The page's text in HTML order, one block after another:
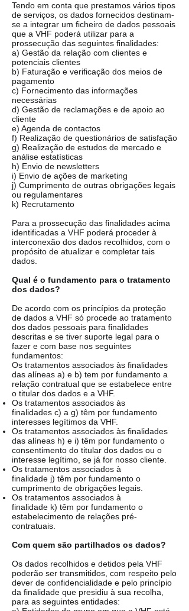
Tendo em conta que prestamos vários tipos
de serviços, os dados fornecidos destinam-
se a integrar um ficheiro de dados pessoais
que a VHF poderá utilizar para a
prossecução das seguintes finalidades:
a) Gestão da relação com clientes e
potenciais clientes
b) Faturação e verificação dos meios de
pagamento
c) Fornecimento das informações
necessárias
d) Gestão de reclamações e de apoio ao
cliente
e) Agenda de contactos
f) Realização de questionários de satisfação
g) Realização de estudos de mercado e
análise estatísticas
h) Envio de newsletters
i) Envio de ações de marketing
j) Cumprimento de outras obrigações legais
ou regulamentares
k) Recrutamento
Para a prossecução das finalidades acima
identificadas a VHF poderá proceder à
interconexão dos dados recolhidos, com o
propósito de atualizar e completar tais
dados.
Qual é o fundamento para o tratamento
dos dados?
De acordo com os princípios da proteção
de dados a VHF só procede ao tratamento
dos dados pessoais para finalidades
descritas e se tiver suporte legal para o
fazer e com base nos seguintes
fundamentos:
Os tratamentos associados às finalidades
das alíneas a) e b) tem por fundamento a
relação contratual que se estabelece entre
o titular dos dados e a VHF.
Os tratamentos associados às
finalidades c) a g) têm por fundamento
interesses legítimos da VHF.
Os tratamentos associados às finalidades
das alíneas h) e i) têm por fundamento o
consentimento do titular dos dados ou o
interesse legítimo, se já for nosso cliente.
Os tratamentos associados à
finalidade j) têm por fundamento o
cumprimento de obrigações legais.
Os tratamentos associados à
finalidade k) têm por fundamento o
estabelecimento de relações pré-
contratuais.
Com quem são partilhados os dados?
Os dados recolhidos e detidos pela VHF
poderão ser transmitidos, com respeito pelo
dever de confidencialidade e pelo princípio
da finalidade que presidiu à sua recolha,
para as seguintes entidades: